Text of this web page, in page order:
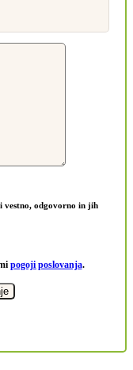
vestno, odgovorno in jih
pogoji poslovanja.